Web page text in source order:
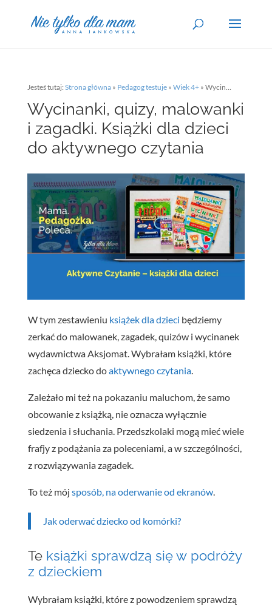
Jesteś tutaj: Strona główna» Pedagog testuje» Wiek 4+» Wycinanki, quizy, malowanki i zagadki. Książki dla dzieci do aktywnego czytania
Wycinanki, quizy, malowanki
i zagadki. Książki dla dzieci
do aktywnego czytania
W tym zestawieniu książek dla dzieci będziemy
zerkać do malowanek, zagadek, quizów i wycinanek
wydawnictwa Aksjomat. Wybrałam książki, które
zachęca dziecko doaktywnego czytania.
Zależało mi też na pokazaniu maluchom, że samo
obcowanie z książką, nie oznacza wyłącznie
siedzenia i słuchania. Przedszkolaki mogą mieć wiele
frafjy z podążania za poleceniami, a w szczególności,
z rozwiązywania zagadek.
To też mój sposób, na oderwanie od ekranów.
Jak oderwać dziecko od komórki?
Te książki sprawdzą się w podróży
z dzieckiem
Wybrałam książki, które z powodzeniem sprawdzą